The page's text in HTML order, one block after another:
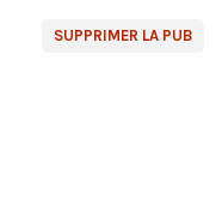
SUPPRIMER LA PUB